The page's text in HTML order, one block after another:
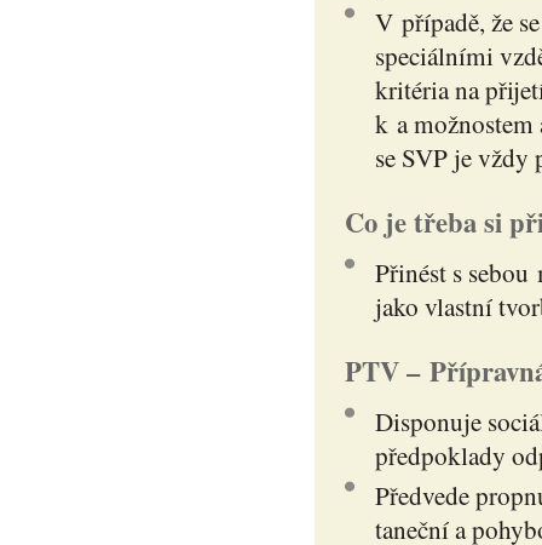
V případě, že
speciálními
kritéria na
k a
se SVP je
Co je třeba si
Přinést s
jako vlastní
PTV –
Disponuje
předpoklady
Předvede
taneční a